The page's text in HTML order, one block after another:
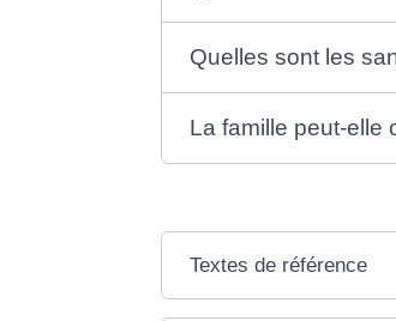
Quelles sont les
La famille peut-elle
Textes de référence